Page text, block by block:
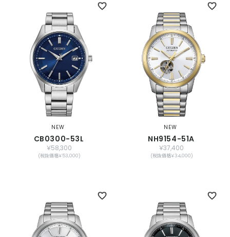
NEW
CB0300-53L
￥58,300
(税抜価格￥53,000)
NEW
NH9154-51A
￥37,400
(税抜価格￥34,000)